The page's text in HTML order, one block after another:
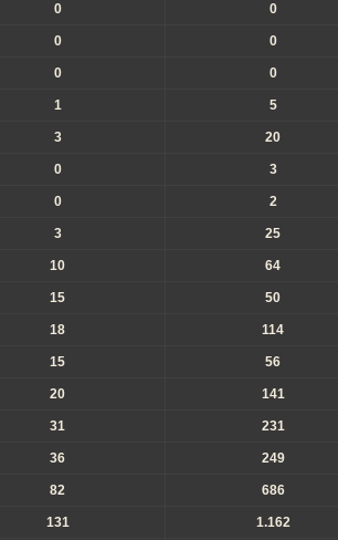
0 0
0 0
0 0
1 5
3 20
0 3
0 2
3 25
10 64
15 50
18 114
15 56
20 141
31 231
36 249
82 686
131 1.162